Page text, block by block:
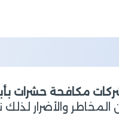
مكافحة حشرات
والأضرار لذلك